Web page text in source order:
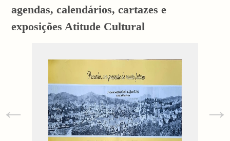
agendas, calendários, cartazes e
exposições Atitude Cultural
← →